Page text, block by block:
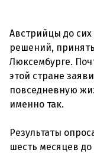
Австрийцы до
решений,
Люксембурге.
этой стране
повседневную
именно так.
Результаты
шесть месяцев